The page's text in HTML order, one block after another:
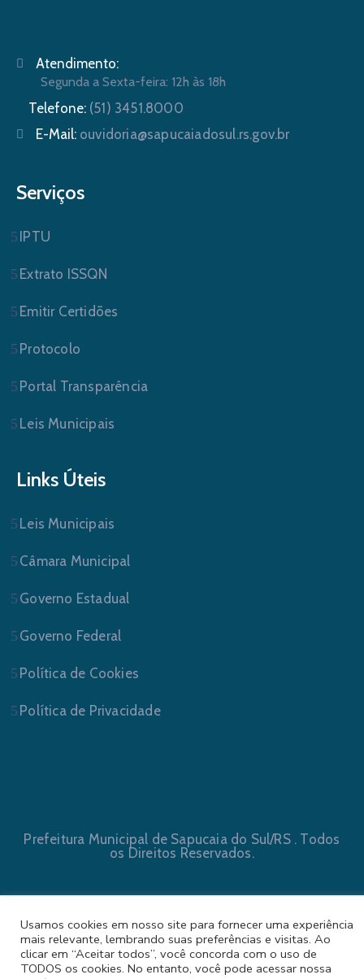
Atendimento:
Segunda a Sexta-feira: 12h às 18h
Telefone: (51) 3451.8000
E-Mail: ouvidoria@sapucaiadosul.rs.gov.br
Serviços
IPTU
Extrato ISSQN
Emitir Certidões
Protocolo
Portal Transparência
Leis Municipais
Links Úteis
Leis Municipais
Câmara Municipal
Governo Estadual
Governo Federal
Política de Cookies
Política de Privacidade
Prefeitura Municipal de Sapucaia do Sul/RS . Todos
os Direitos Reservados.
Usamos cookies em nosso site para fornecer uma experiência
mais relevante, lembrando suas preferências e visitas. Ao
clicar em “Aceitar todos”, você concorda com o uso de
TODOS os cookies. No entanto, você pode acessar nossa